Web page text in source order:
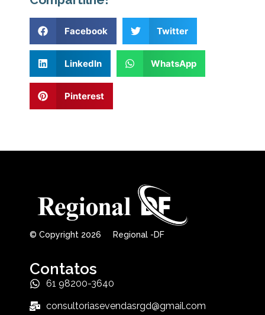
Facebook Twitter
LinkedIn WhatsApp
Pinterest
© Copyright 2026 Regional -DF
Contatos
61 98200-3640
consultoriasevendasrgd@gmail.com